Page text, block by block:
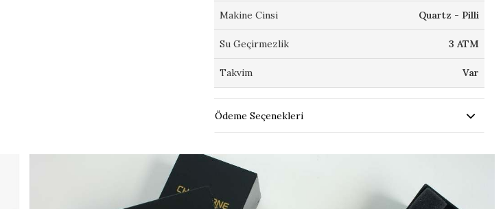
Makine Cinsi Quartz - Pilli
Su Geçirmezlik 3 ATM
Takvim Var
Ödeme Seçenekleri